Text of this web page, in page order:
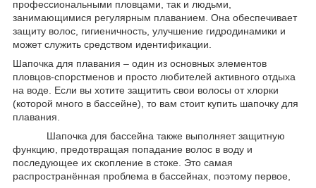
профессиональными пловцами, так и людьми,
занимающимися регулярным плаванием. Она обеспечивает
защиту волос, гигиеничность, улучшение гидродинамики и
может служить средством идентификации.
Шапочка для плавания – один из основных элементов
пловцов-спорстменов и просто любителей активного отдыха
на воде. Если вы хотите защитить свои волосы от хлорки
(которой много в бассейне), то вам стоит купить шапочку для
плавания.
Шапочка для бассейна также выполняет защитную
функцию, предотвращая попадание волос в воду и
последующее их скопление в стоке. Это самая
распространённая проблема в бассейнах, поэтому первое,